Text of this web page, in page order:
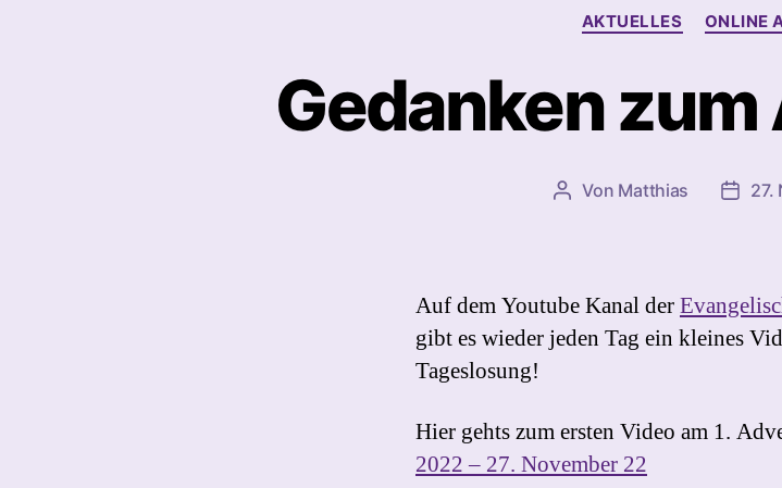
AKTUELLES ONLINE
Gedanken
Beitragsautor
Von Matthias 27.
Auf dem Youtube Kanal der
gibt es wieder jeden Tag ein kleines
Tageslosung!
Hier gehts zum ersten Video am 1.
2022 – 27. November 22